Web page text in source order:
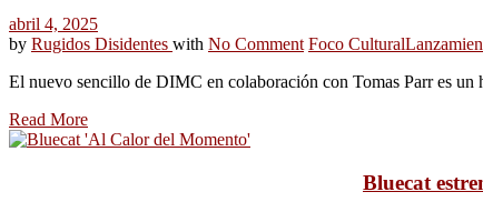
abril 4, 2025
by Rugidos Disidentes with No Comment Foco Cultural
El nuevo sencillo de DIMC en colaboración con Tomas Parr es un
Read More
Bluecat